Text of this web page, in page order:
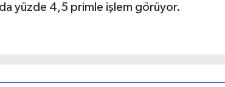
yüzde 4,5 primle işlem görüyor.